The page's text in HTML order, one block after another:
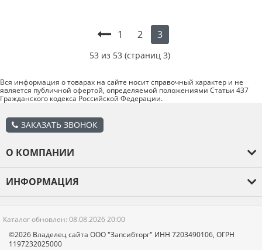
1 2 3
53 из 53 (страниц 3)
Вся информация о товарах на сайте носит справочный характер и не
является публичной офертой, определяемой положениями Статьи 437
Гражданского кодекса Российской Федерации.
ЗАКАЗАТЬ ЗВОНОК
О КОМПАНИИ
Новости
ИНФОРМАЦИЯ
Отзывы
Каталог обновлен: 08.08.2026 20:00
©2026 Владелец сайта ООО "Запсибторг" ИНН 7203490106, ОГРН
1197232025000